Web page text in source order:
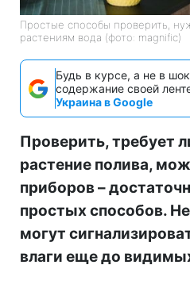
Простые способы проверить,
растениям вода (фото: magnific)
Будь в курсе, а не в
содержание своей
Украина в Google
Проверить, требует
растение полива,
приборов –
простых способов.
могут
влаги еще до